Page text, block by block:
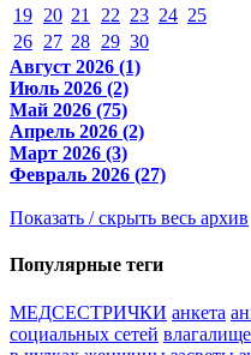
19 20 21 22 23 24 25
26 27 28 29 30
Август 2026 (1)
Июль 2026 (2)
Май 2026 (75)
Апрель 2026 (2)
Март 2026 (3)
Февраль 2026 (27)
Показать / скрыть весь архив
Популярные теги
МЕДСЕСТРИЧКИ анкета
социальных сетей влагалище